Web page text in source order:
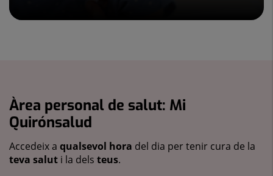
Àrea personal de salut: Mi
Quirónsalud
Accedeix a qualsevol hora del dia per tenir cura de la
teva salut i la dels teus.